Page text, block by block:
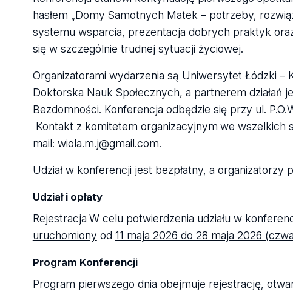
hasłem „Domy Samotnych Matek – potrzeby,
systemu wsparcia, prezentacja dobrych praktyk
się w szczególnie trudnej sytuacji życiowej.
Organizatorami wydarzenia są Uniwersytet Łódzki –
Doktorska Nauk Społecznych, a partnerem działań
Bezdomności. Konferencja odbędzie się przy ul.
Kontakt z komitetem organizacyjnym we wszelkich
mail: wiola.m.j@gmail.com.
Udział w konferencji jest bezpłatny, a
Udział i opłaty
Rejestracja W celu potwierdzenia udziału w
uruchomiony od 11 maja 2026 do 28 maja 2026
Program Konferencji
Program pierwszego dnia obejmuje rejestrację,